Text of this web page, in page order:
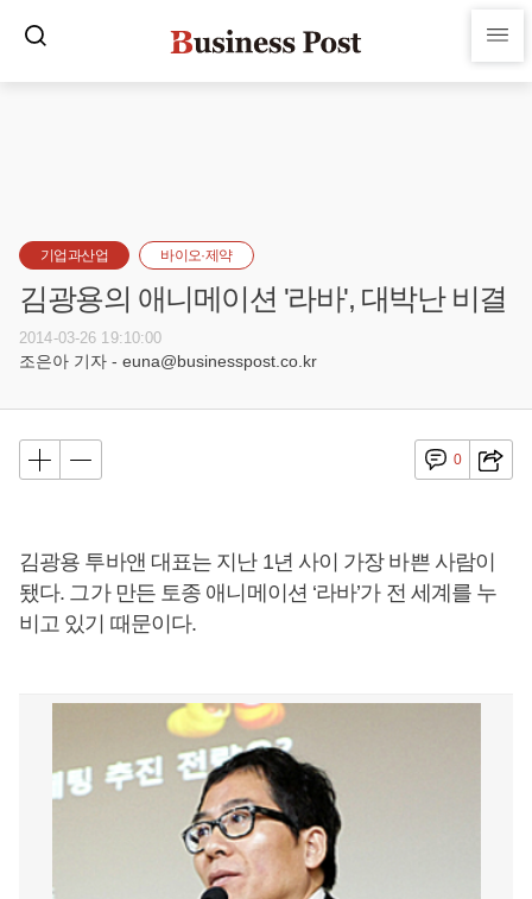
기업과산업 바이오·제약
김광용의 애니메이션 '라바', 대박난 비결
2014-03-26 19:10:00
조은아 기자 - euna@businesspost.co.kr
0
김광용 투바앤 대표는 지난 1년 사이 가장 바쁜 사람이
됐다. 그가 만든 토종 애니메이션 ‘라바’가 전 세계를 누
비고 있기 때문이다.